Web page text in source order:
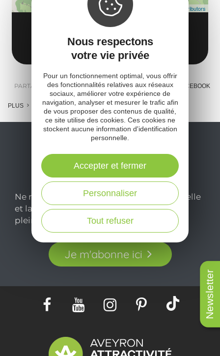
Newsletter
NATURE ET SENSATIONS
12100 Millau
Obtenir l'itinéraire
Leaflet | Map data © OpenStreetMap contributors
PARTAGER : E-MAIL MESSENGER FACEBOOK
PLUS
Ne manquez pas notre newsletter mensuelle
et laissez-vous inspirer pour profiter
pleinement de votre séjour en Aveyron.
Je m'abonne ici
Nous respectons
votre vie privée
Pour un fonctionnement optimal, vous offrir
des fonctionnalités relatives aux réseaux
sociaux, améliorer votre expérience de
navigation, analyser et mesurer le trafic afin
de vous proposer des contenus de qualité,
ce site utilise des cookies. Ces cookies ne
stockent aucune information d'identification
personnelle.
Tout refuser
Personnaliser
Accepter et fermer